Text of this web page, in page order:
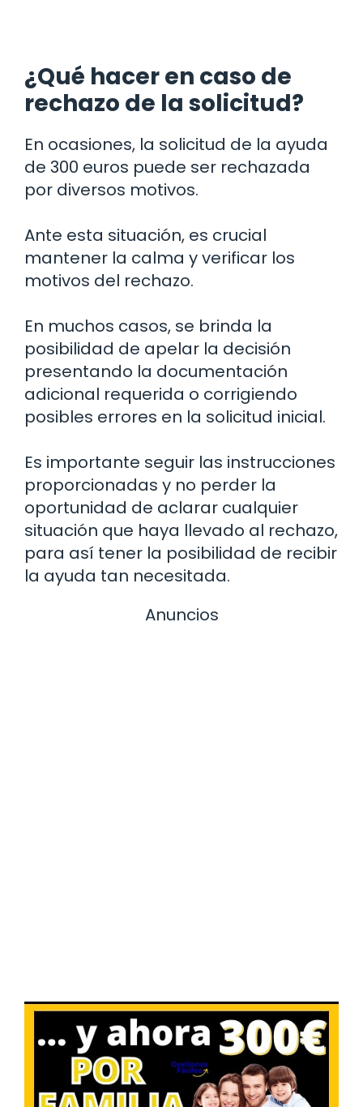
¿Qué hacer en caso de
rechazo de la solicitud?
En ocasiones, la solicitud de la ayuda
de 300 euros puede ser rechazada
por diversos motivos.
Ante esta situación, es crucial
mantener la calma y verificar los
motivos del rechazo.
En muchos casos, se brinda la
posibilidad de apelar la decisión
presentando la documentación
adicional requerida o corrigiendo
posibles errores en la solicitud inicial.
Es importante seguir las instrucciones
proporcionadas y no perder la
oportunidad de aclarar cualquier
situación que haya llevado al rechazo,
para así tener la posibilidad de recibir
la ayuda tan necesitada.
Anuncios